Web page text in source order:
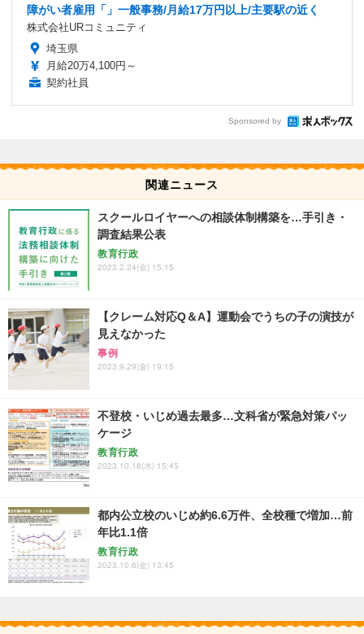
障がい者雇用「」一般事務/月給17万円以上/主要駅の近く
株式会社URコミュニティ
埼玉県
月給20万4,100円～
契約社員
Sponsored by
関連ニュース
スクールロイヤーへの相談体制構築を…手引き・
調査結果公表
教育行政
2023.2.24(金) 15:15
【クレーム対応Q＆A】運動会でうちの子の演技が
見えなかった
事例
2023.9.29(金) 19:15
不登校・いじめ過去最多…文科省が緊急対策パッ
ケージ
教育行政
2023.10.18(水) 15:45
都内公立校のいじめ約6.6万件、全校種で増加…前
年比1.1倍
教育行政
2023.10.6(金) 13:45